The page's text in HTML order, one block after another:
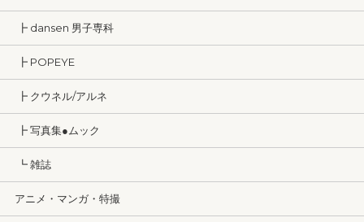
┣ dansen 男子専科
┣ POPEYE
┣ クウネル/アルネ
┣ 写真集●ムック
┗ 雑誌
アニメ・マンガ・特撮